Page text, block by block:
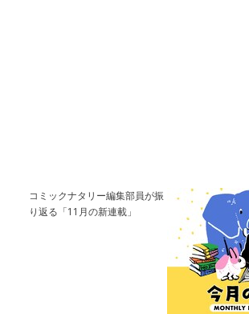
コミックナタリー編集部員が振
り返る「11月の新連載」